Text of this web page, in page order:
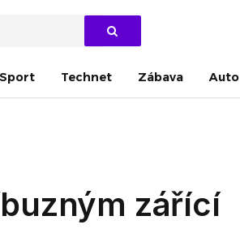
Sport Technet Zábava Auto
zářící